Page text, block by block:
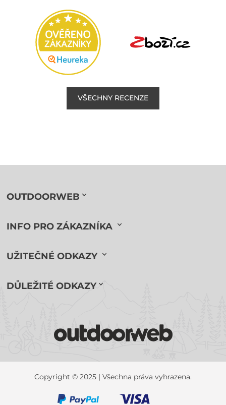
VŠECHNY RECENZE
OUTDOORWEB
INFO PRO ZÁKAZNÍKA
UŽITEČNÉ ODKAZY
DŮLEŽITÉ ODKAZY
Copyright © 2025 | Všechna práva vyhrazena.